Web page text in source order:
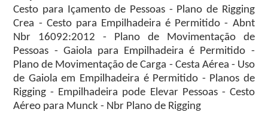
Cesto para Içamento de Pessoas - Plano de Rigging
Crea - Cesto para Empilhadeira é Permitido - Abnt
Nbr 16092:2012 - Plano de Movimentação de
Pessoas - Gaiola para Empilhadeira é Permitido -
Plano de Movimentação de Carga - Cesta Aérea - Uso
de Gaiola em Empilhadeira é Permitido - Planos de
Rigging - Empilhadeira pode Elevar Pessoas - Cesto
Aéreo para Munck - Nbr Plano de Rigging